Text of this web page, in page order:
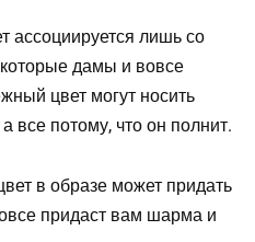
ассоциируется лишь со
дамы и вовсе
цвет могут носить
потому, что он полнит.
в образе может придать
придаст вам шарма и